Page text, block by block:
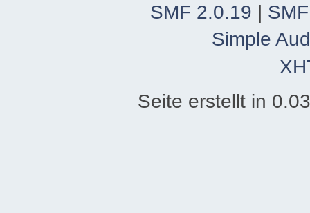
SMF 2.0.19 |
Simple
Seite erstellt in